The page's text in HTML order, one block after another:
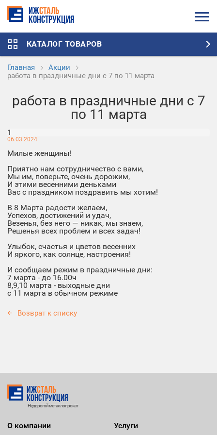
ИЖСТАЛЬ
Конструкция
КАТАЛОГ ТОВАРОВ
Главная
Акции
работа в праздничные дни с 7 по 11 марта
работа в праздничные дни с 7
по 11 марта
1
06.03.2024
Милые женщины!
Приятно нам сотрудничество с вами,
Мы им, поверьте, очень дорожим,
И этими весенними деньками
Вас с праздником поздравить мы хотим!
В 8 Марта радости желаем,
Успехов, достижений и удач,
Везенья, без него — никак, мы знаем,
Решенья всех проблем и всех задач!
Улыбок, счастья и цветов весенних
И яркого, как солнце, настроения!
И сообщаем режим в праздничные дни:
7 марта - до 16.00ч
8,9,10 марта - выходные дни
с 11 марта в обычном режиме
Возврат к списку
ИЖСТАЛЬ
Конструкция
Недорогой металлопрокат
О компании Услуги